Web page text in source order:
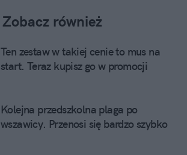
Zobacz również
Ten zestaw w takiej cenie to mus na
start. Teraz kupisz go w promocji
Kolejna przedszkolna plaga po
wszawicy. Przenosi się bardzo szybko